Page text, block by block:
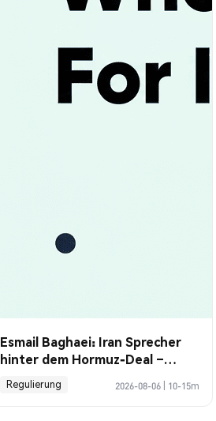
Esmail Baghaei: Iran Sprecher
hinter dem Hormuz-Deal –
Profile Guide
Regulierung 2026-08-06 10-15m